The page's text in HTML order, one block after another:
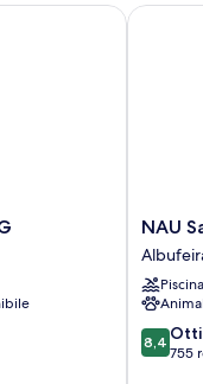
NAU
Sao
Rafael
Suites
–
All
Inclusive
NAU
Piscina
8.4
su
8,4
755
NAU